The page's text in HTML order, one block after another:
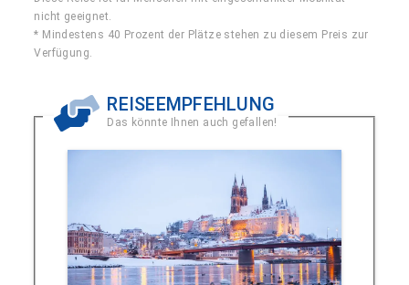
nicht geeignet.
* Mindestens 40 Prozent der Plätze stehen zu diesem Preis zur
Verfügung.
REISEEMPFEHLUNG
Das könnte Ihnen auch gefallen!